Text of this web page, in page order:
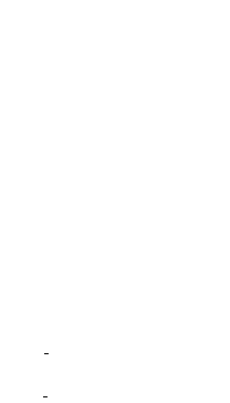
-
-